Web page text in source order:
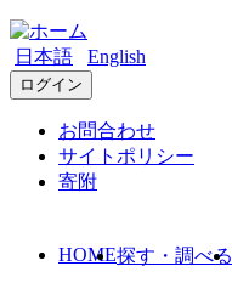
日本語 English
ログイン
お問合わせ
サイトポリシー
寄附
HOME探す・調べる